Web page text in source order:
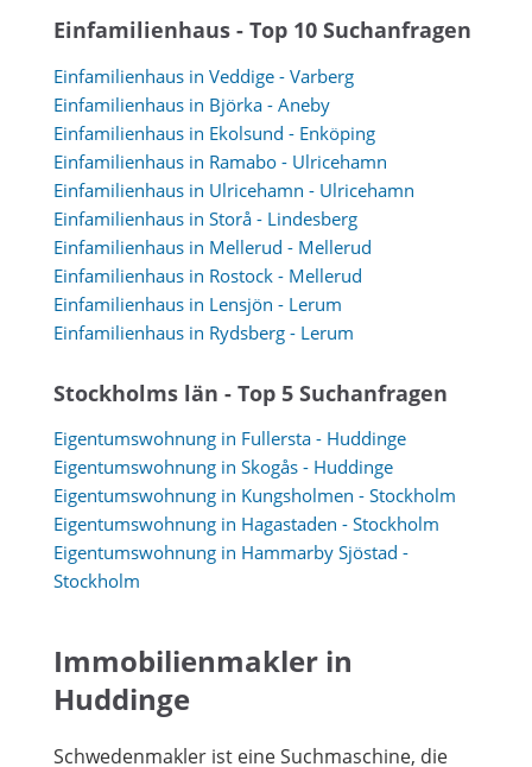
Einfamilienhaus - Top 10 Suchanfragen
Einfamilienhaus in Veddige - Varberg
Einfamilienhaus in Björka - Aneby
Einfamilienhaus in Ekolsund - Enköping
Einfamilienhaus in Ramabo - Ulricehamn
Einfamilienhaus in Ulricehamn - Ulricehamn
Einfamilienhaus in Storå - Lindesberg
Einfamilienhaus in Mellerud - Mellerud
Einfamilienhaus in Rostock - Mellerud
Einfamilienhaus in Lensjön - Lerum
Einfamilienhaus in Rydsberg - Lerum
Stockholms län - Top 5 Suchanfragen
Eigentumswohnung in Fullersta - Huddinge
Eigentumswohnung in Skogås - Huddinge
Eigentumswohnung in Kungsholmen - Stockholm
Eigentumswohnung in Hagastaden - Stockholm
Eigentumswohnung in Hammarby Sjöstad -
Stockholm
Immobilienmakler in
Huddinge
Schwedenmakler ist eine Suchmaschine, die